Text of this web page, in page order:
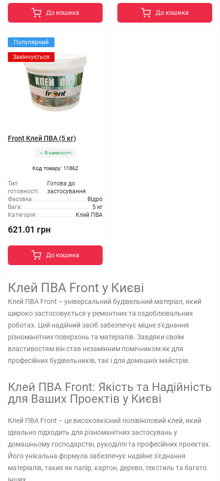
До кошика До кошика
Популярний
Закінчується
Front Клей ПВА (5 кг)
В наявності
Код товару: 11862
Тип
готовності:
Готова до
застосування
Фасовка:
Відро
Вага:
5 кг
Категорія:
Клей ПВА
621.01 грн
До кошика
Клей ПВА Front у Києві
Клей ПВА Front – універсальний будівельний матеріал, який
широко застосовується у ремонтних та оздоблювальних
роботах. Цей надійний засіб забезпечує міцне з'єднання
різноманітних поверхонь та матеріалів. Завдяки своїм
властивостям він став незамінним помічником як для
професійних будівельників, так і для домашніх майстрів.
Клей ПВА Front: Якість та Надійність
для Ваших Проектів у Києві
Клей ПВА Front – це високоякісний полівініловий клей, який
ідеально підходить для різноманітних застосувань у
домашньому господарстві, рукоділлі та професійних проектах.
Його унікальна формула забезпечує надійне з'єднання
матеріалів, таких як папір, картон, дерево, текстиль та багато